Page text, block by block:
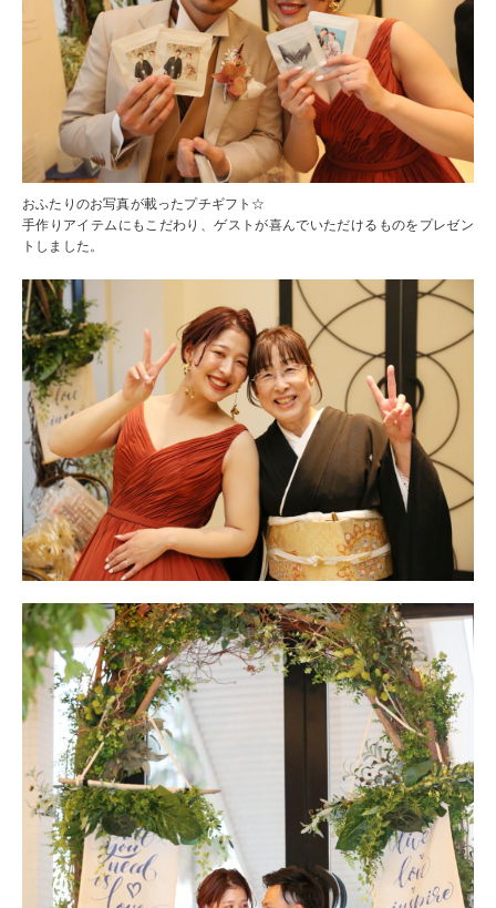
おふたりのお写真が載ったプチギフト☆
手作りアイテムにもこだわり、ゲストが喜んでいただけるものをプレゼン
トしました。